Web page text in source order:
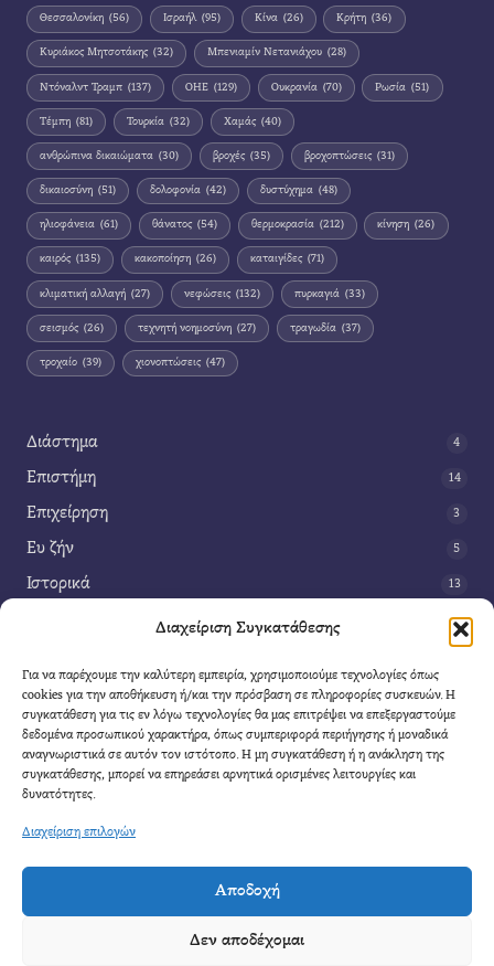
Διαχείριση Συγκατάθεσης
Για να παρέχουμε την καλύτερη εμπειρία, χρησιμοποιούμε τεχνολογίες όπως
cookies για την αποθήκευση ή/και την πρόσβαση σε πληροφορίες συσκευών. Η
συγκατάθεση για τις εν λόγω τεχνολογίες θα μας επιτρέψει να επεξεργαστούμε
δεδομένα προσωπικού χαρακτήρα, όπως συμπεριφορά περιήγησης ή μοναδικά
αναγνωριστικά σε αυτόν τον ιστότοπο. Η μη συγκατάθεση ή η ανάκληση της
συγκατάθεσης, μπορεί να επηρεάσει αρνητικά ορισμένες λειτουργίες και
δυνατότητες.
Διαχείριση επιλογών
Αποδοχή
Δεν αποδέχομαι
Θεσσαλονίκη (56) Ισραήλ (95) Κίνα (26) Κρήτη (36)
Κυριάκος Μητσοτάκης (32) Μπενιαμίν Νετανιάχου (28)
Ντόναλντ Τραμπ (137) ΟΗΕ (129) Ουκρανία (70) Ρωσία (51)
Τέμπη (81) Τουρκία (32) Χαμάς (40)
ανθρώπινα δικαιώματα (30) βροχές (35) βροχοπτώσεις (31)
δικαιοσύνη (51) δολοφονία (42) δυστύχημα (48)
ηλιοφάνεια (61) θάνατος (54) θερμοκρασία (212) κίνηση (26)
καιρός (135) κακοποίηση (26) καταιγίδες (71)
κλιματική αλλαγή (27) νεφώσεις (132) πυρκαγιά (33)
σεισμός (26) τεχνητή νοημοσύνη (27) τραγωδία (37)
τροχαίο (39) χιονοπτώσεις (47)
Διάστημα 4
Επιστήμη 14
Επιχείρηση 3
Ευ ζήν 5
Ιστορικά 13
42
Τέχνη 3
Τεχνολογία
Υγεία
Φαντασία
Επικοινωνία